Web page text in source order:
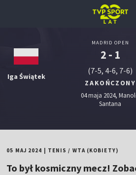
Iga Świątek
MADRID OPEN
2 - 1
(7-5, 4-6, 7-6)
ZAKOŃCZONY
04 maja 2024,
Santana
05 MAJ 2024 TENIS / WTA (KOBIETY)
To był kosmiczny mecz!